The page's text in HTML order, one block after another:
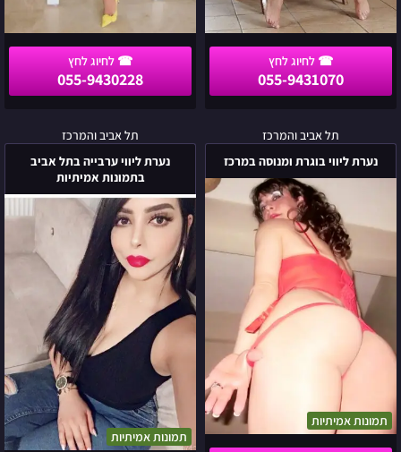
055-9431070
055-9430228
תל אביב והמרכז
נערת ליווי בוגרת ומנוסה במרכז
תמונות אמיתיות
נערת
ליווי
בוגרת
ומנוסה
במרכז
תל אביב והמרכז
נערת ליווי ערבייה בתל אביב
בתמונות אמיתיות
תמונות אמיתיות
נערת
ליווי
ערבייה
בתל
אביב
בתמונות
אמיתיות